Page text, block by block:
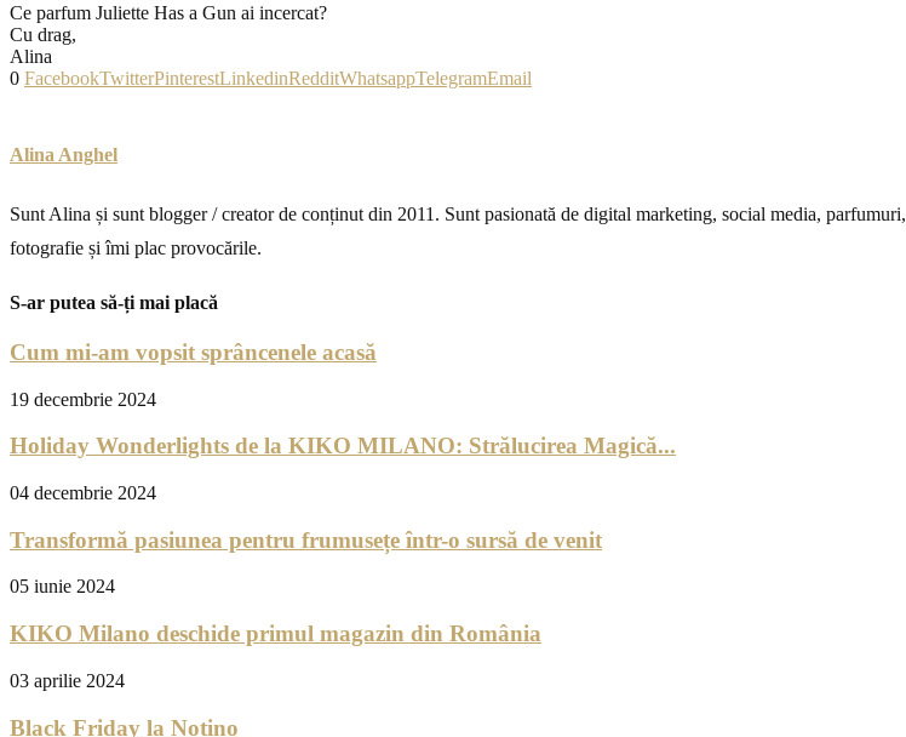
Ce parfum Juliette Has a Gun ai incercat?
Cu drag,
Alina
0 FacebookTwitterPinterestLinkedinRedditWhatsappTelegramEmail
Alina Anghel
Sunt Alina și sunt blogger / creator de conținut din 2011. Sunt pasionată de digital marketing, social media, parfumuri,
fotografie și îmi plac provocările.
S-ar putea să-ți mai placă
Cum mi-am vopsit sprâncenele acasă
19 decembrie 2024
Holiday Wonderlights de la KIKO MILANO: Strălucirea Magică...
04 decembrie 2024
Transformă pasiunea pentru frumusețe într-o sursă de venit
05 iunie 2024
KIKO Milano deschide primul magazin din România
03 aprilie 2024
Black Friday la Notino